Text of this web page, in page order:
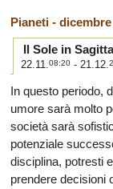
Pianeti - dicembre
Il Sole in
22.11.08:20 - 21.12.
In questo periodo,
umore sarà molto
società sarà
potenziale
disciplina, potresti
prendere decisioni